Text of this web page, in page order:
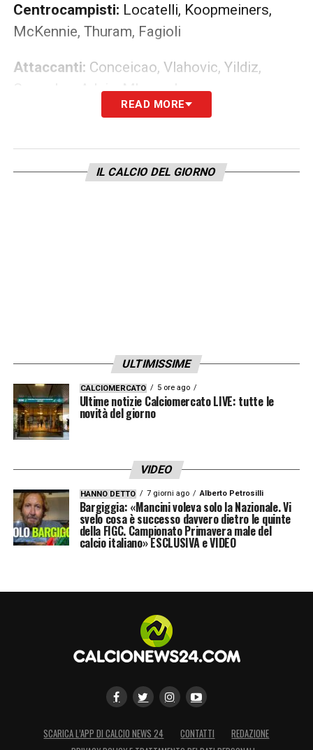
Centrocampisti: Locatelli, Koopmeiners,
McKennie, Thuram, Fagioli
Attaccanti: Conceicao, Vlahovic, Yildiz,
Gonzalez, Adzic, Mbangula
READ MORE
IL CALCIO DEL GIORNO
ULTIMISSIME
CALCIOMERCATO 5 ore ago
Ultime notizie Calciomercato LIVE: tutte le
novità del giorno
VIDEO
HANNO DETTO 7 giorni ago Alberto Petrosilli
Bargiggia: «Mancini voleva solo la Nazionale. Vi
svelo cosa è successo davvero dietro le quinte
della FIGC. Campionato Primavera male del
calcio italiano» ESCLUSIVA e VIDEO
SCARICA L’APP DI CALCIO NEWS 24 CONTATTI
REDAZIONE